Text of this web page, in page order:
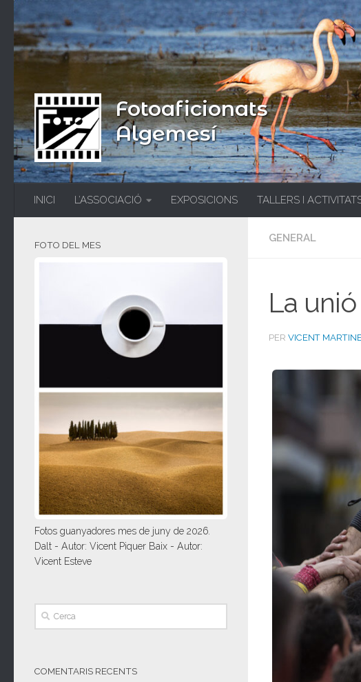
Fotoaficionats
Algemesí
INICI L’ASSOCIACIÓ EXPOSICIONS TALLERS I
GENERAL
La
PER VICENT
FOTO DEL MES
Fotos guanyadores mes de juny de 2026.
Dalt - Autor: Vicent Piquer Baix - Autor:
Vicent Esteve
COMENTARIS RECENTS